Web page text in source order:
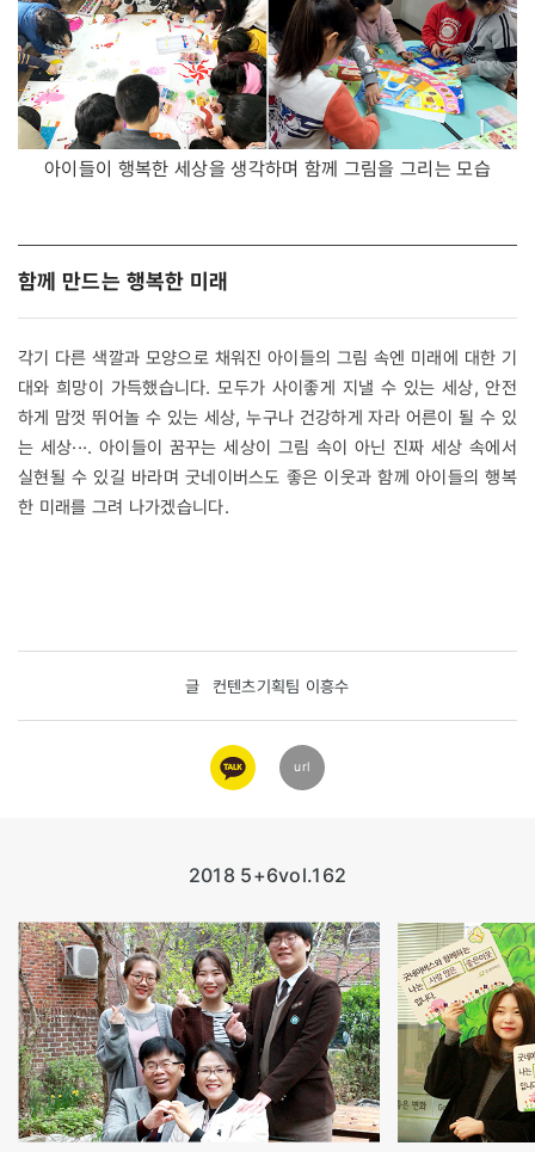
아이들이 행복한 세상을 생각하며 함께 그림을 그리는 모습
함께 만드는 행복한 미래
각기 다른 색깔과 모양으로 채워진 아이들의 그림 속엔 미래에 대한 기
대와 희망이 가득했습니다. 모두가 사이좋게 지낼 수 있는 세상, 안전
하게 맘껏 뛰어놀 수 있는 세상, 누구나 건강하게 자라 어른이 될 수 있
는 세상···. 아이들이 꿈꾸는 세상이 그림 속이 아닌 진짜 세상 속에서
실현될 수 있길 바라며 굿네이버스도 좋은 이웃과 함께 아이들의 행복
한 미래를 그려 나가겠습니다.
글 컨텐츠기획팀 이흥수
카카오
링크
url
2018 5+6vol.162